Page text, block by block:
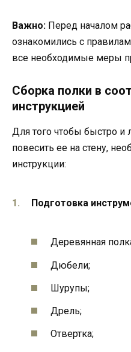
Важно: Перед началом
ознакомились с
все необходимые меры
Сборка полки в
инструкцией
Для того чтобы быстро и
повесить ее на стену,
инструкции:
Подготовка
Деревянная
Дюбели;
Шурупы;
Дрель;
Отвертка;